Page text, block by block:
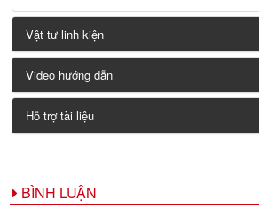
Vật tư linh kiện
Video hướng dẫn
Hỗ trợ tài liệu
BÌNH LUẬN